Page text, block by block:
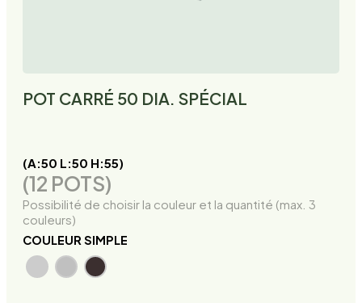
POT CARRÉ 50 DIA. SPÉCIAL
(A:50 L:50 H:55)
(12 POTS)
Possibilité de choisir la couleur et la quantité (max. 3
couleurs)
COULEUR SIMPLE